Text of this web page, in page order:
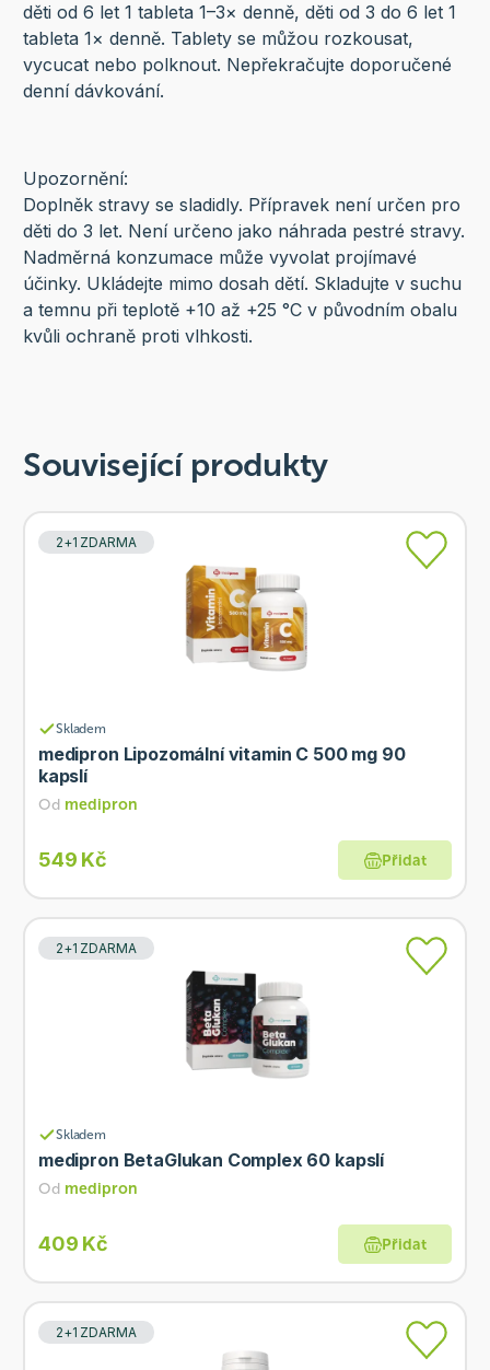
děti od 6 let 1 tableta 1–3× denně, děti od 3 do 6 let 1
tableta 1× denně. Tablety se můžou rozkousat,
vycucat nebo polknout. Nepřekračujte doporučené
denní dávkování.
Upozornění:
Doplněk stravy se sladidly. Přípravek není určen pro
děti do 3 let. Není určeno jako náhrada pestré stravy.
Nadměrná konzumace může vyvolat projímavé
účinky. Ukládejte mimo dosah dětí. Skladujte v suchu
a temnu při teplotě +10 až +25 °C v původním obalu
kvůli ochraně proti vlhkosti.
Související produkty
2+1 ZDARMA
Skladem
medipron Lipozomální vitamin C 500 mg 90
kapslí
Od medipron
549 Kč Přidat
2+1 ZDARMA
Skladem
medipron BetaGlukan Complex 60 kapslí
Od medipron
409 Kč Přidat
2+1 ZDARMA